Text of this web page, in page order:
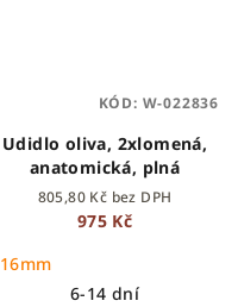
Udidlo oliva, 2xlomená,
anatomická, plná
805,80 Kč bez DPH
975 Kč
16mm
6-14 dní
KÓD: W-022836